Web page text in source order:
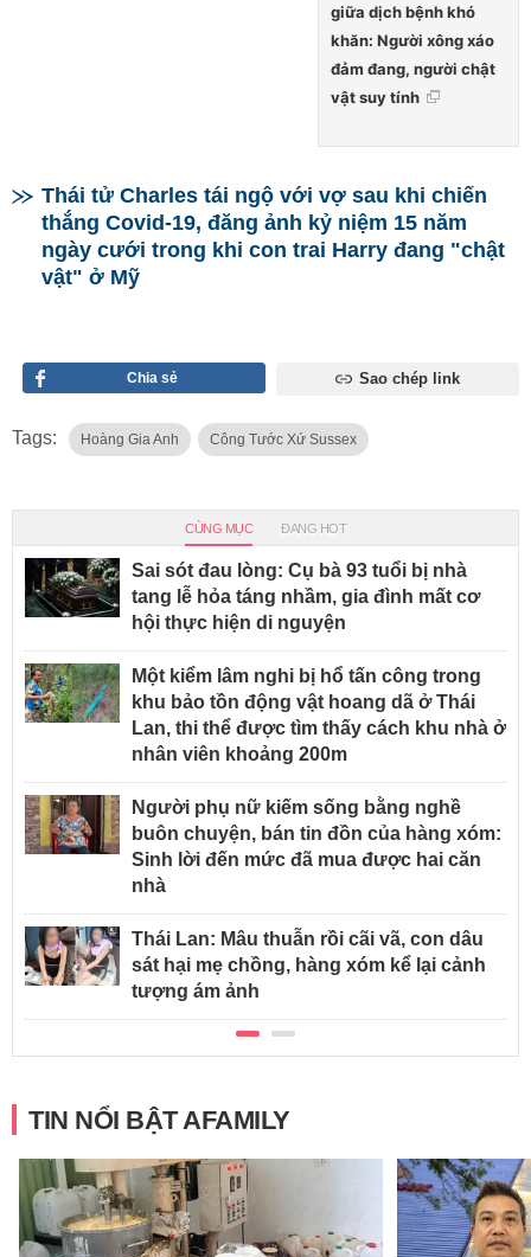
giữa dịch bệnh khó
khăn: Người xông xáo
đảm đang, người chật
vật suy tính
Thái tử Charles tái ngộ với vợ sau khi chiến
thắng Covid-19, đăng ảnh kỷ niệm 15 năm
ngày cưới trong khi con trai Harry đang "chật
vật" ở Mỹ
Chia sẻ Sao chép link
Tags: Hoàng Gia Anh Công Tước Xứ Sussex
CÙNG MỤC ĐANG HOT
Sai sót đau lòng: Cụ bà 93 tuổi bị nhà
tang lễ hỏa táng nhầm, gia đình mất cơ
hội thực hiện di nguyện
Một kiểm lâm nghi bị hổ tấn công trong
khu bảo tồn động vật hoang dã ở Thái
Lan, thi thể được tìm thấy cách khu nhà ở
nhân viên khoảng 200m
Người phụ nữ kiếm sống bằng nghề
buôn chuyện, bán tin đồn của hàng xóm:
Sinh lời đến mức đã mua được hai căn
nhà
Thái Lan: Mâu thuẫn rồi cãi vã, con dâu
sát hại mẹ chồng, hàng xóm kể lại cảnh
tượng ám ảnh
TIN NỔI BẬT AFAMILY